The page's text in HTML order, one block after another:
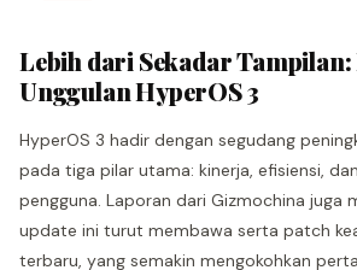
Lebih dari Sekadar
Unggulan HyperOS 3
HyperOS 3 hadir dengan segudang
pada tiga pilar utama: kinerja, efisiensi,
pengguna. Laporan dari Gizmochina juga
update ini turut membawa serta patch
terbaru, yang semakin mengokohkan